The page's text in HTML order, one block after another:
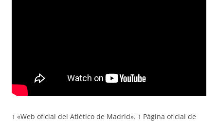
↑ «Web oficial del Atlético de Madrid». ↑ Página oficial de